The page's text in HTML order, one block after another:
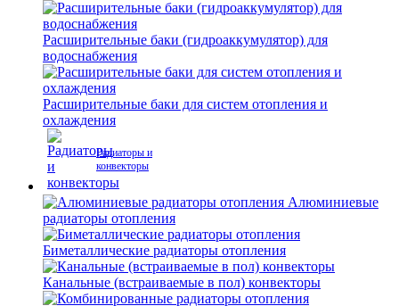
Расширительные баки (гидроаккумулятор) для
водоснабжения
Расширительные баки для систем отопления и
охлаждения
Радиаторы и
конвекторы
Алюминиевые
радиаторы отопления
Биметаллические радиаторы отопления
Канальные (встраиваемые в пол) конвекторы